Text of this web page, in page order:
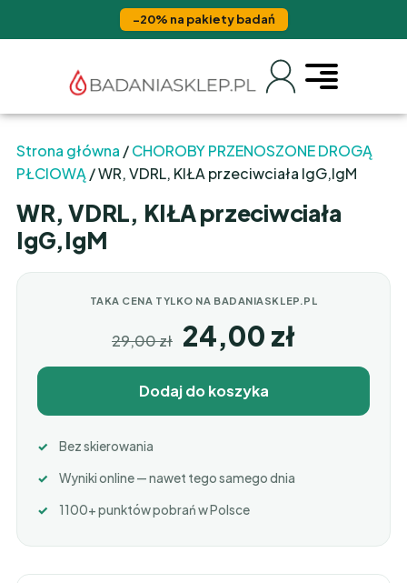
−20% na pakiety badań
Strona główna /CHOROBY PRZENOSZONE DROGĄ
PŁCIOWĄ / WR, VDRL, KIŁA przeciwciała IgG,IgM
WR, VDRL, KIŁA przeciwciała
IgG,IgM
TAKA CENA TYLKO NA BADANIASKLEP.PL
29,00zł 24,00 zł
Dodaj do koszyka
Bez skierowania
Wyniki online — nawet tego samego dnia
1100+ punktów pobrań w Polsce